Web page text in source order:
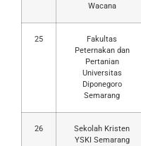
Wacana
25
Fakultas
Peternakan dan
Pertanian
Universitas
Diponegoro
Semarang
26
Sekolah Kristen
YSKI Semarang